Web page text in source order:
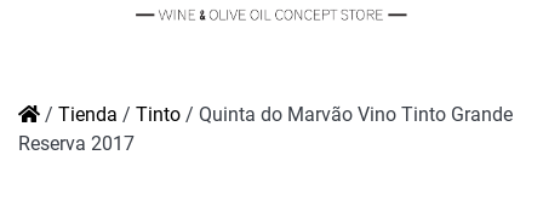
/ Tienda / Tinto / Quinta do Marvão Vino Tinto Grande
Reserva 2017